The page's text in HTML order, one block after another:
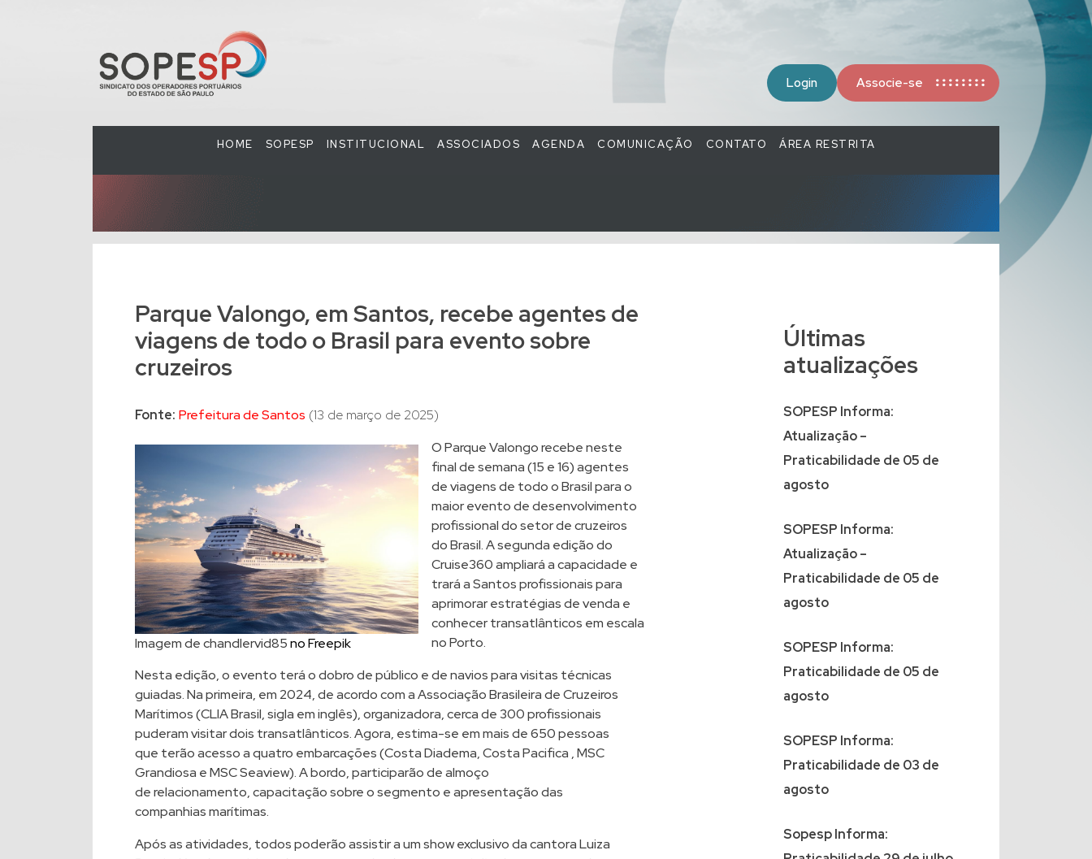
Login Associe-se
HOME SOPESP INSTITUCIONAL ASSOCIADOS AGENDA COMUNICAÇÃO CONTATO ÁREA RESTRITA
Parque Valongo, em Santos, recebe agentes de
viagens de todo o Brasil para evento sobre
cruzeiros
Fonte: Prefeitura de Santos (13 de março de 2025)
Imagem de chandlervid85no Freepik
O Parque Valongo recebe neste
final de semana (15 e 16) agentes
de viagens de todo o Brasil para o
maior evento de desenvolvimento
profissional do setor de cruzeiros
do Brasil. A segunda edição do
Cruise360 ampliará a capacidade e
trará a Santos profissionais para
aprimorar estratégias de venda e
conhecer transatlânticos em escala
no Porto.
Nesta edição, o evento terá o dobro de público e de navios para visitas técnicas
guiadas. Na primeira, em 2024, de acordo com a Associação Brasileira de Cruzeiros
Marítimos (CLIA Brasil, sigla em inglês), organizadora, cerca de 300 profissionais
puderam visitar dois transatlânticos. Agora, estima-se em mais de 650 pessoas
que terão acesso a quatro embarcações (Costa Diadema, Costa Pacifica , MSC
Grandiosa e MSC Seaview). A bordo, participarão de almoço
de relacionamento, capacitação sobre o segmento e apresentação das
companhias marítimas.
Após as atividades, todos poderão assistir a um show exclusivo da cantora Luiza
Últimas
atualizações
SOPESP Informa:
Atualização –
Praticabilidade de 05 de
agosto
SOPESP Informa:
Atualização –
Praticabilidade de 05 de
agosto
SOPESP Informa:
Praticabilidade de 05 de
agosto
SOPESP Informa:
Praticabilidade de 03 de
agosto
Sopesp Informa: